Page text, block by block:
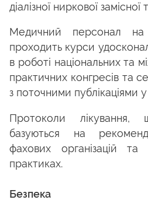
діалізної ниркової замісної
Медичний персонал на
проходить курси
в роботі національних та
практичних конгресів та
з поточними публікаціями у
Протоколи лікування,
базуються на
фахових організацій
практиках.
Безпека